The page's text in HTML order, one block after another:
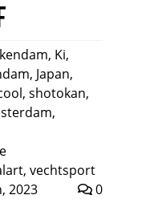
, Ki,
, Japan,
, shotokan,
,
, vechtsport
2023 0